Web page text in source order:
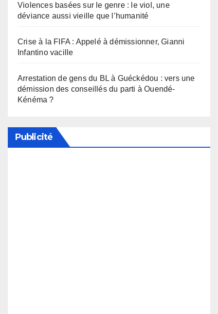
Violences basées sur le genre : le viol, une
déviance aussi vieille que l’humanité
Crise à la FIFA : Appelé à démissionner, Gianni
Infantino vacille
Arrestation de gens du BL à Guéckédou : vers une
démission des conseillés du parti à Ouendé-
Kénéma ?
Publicité